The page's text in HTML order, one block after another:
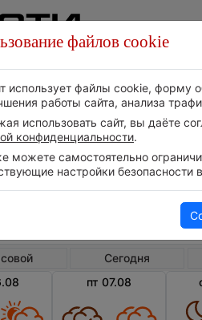
Сегодня
пт 07.08
файлов cookie
использует файлы cookie, форму
работы сайта, анализа
использовать сайт, вы даёте
конфиденциальности.
можете самостоятельно
настройки безопасности